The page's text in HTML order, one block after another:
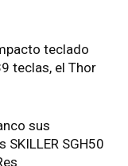
teclado
teclas, el Thor
sus
SGH50